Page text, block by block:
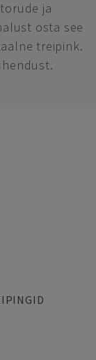
ja
osta see
treipink.